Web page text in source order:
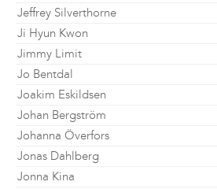
Jeffrey Silverthorne
Ji Hyun Kwon
Jimmy Limit
Jo Bentdal
Joakim Eskildsen
Johan Bergström
Johanna Överfors
Jonas Dahlberg
Jonna Kina